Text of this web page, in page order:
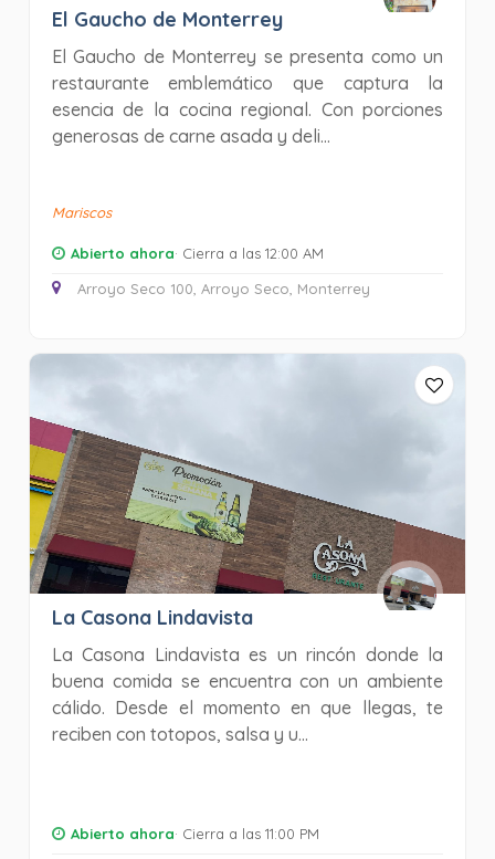
El Gaucho de Monterrey
El Gaucho de Monterrey se presenta como un
restaurante emblemático que captura la
esencia de la cocina regional. Con porciones
generosas de carne asada y deli...
Mariscos
Abierto ahora· Cierra a las 12:00 AM
Arroyo Seco 100, Arroyo Seco, Monterrey
La Casona Lindavista
La Casona Lindavista es un rincón donde la
buena comida se encuentra con un ambiente
cálido. Desde el momento en que llegas, te
reciben con totopos, salsa y u...
Abierto ahora· Cierra a las 11:00 PM